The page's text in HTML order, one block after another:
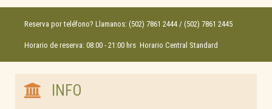
Reserva por teléfono? Llamanos: (502) 7861 2444 / (502) 7861 2445
Horario de reserva: 08:00 - 21:00 hrs Horario Central Standard
INFO